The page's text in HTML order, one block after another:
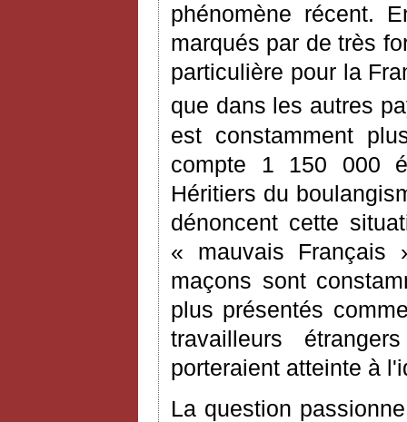
phénomène récent.
marqués par de très
particulière pour la
que dans les autres
est constamment
compte 1 150 000
Héritiers du
dénoncent cette
« mauvais Français
maçons sont
plus présentés
travailleurs
porteraient atteinte à
La question